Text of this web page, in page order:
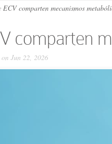
comparten mecanismos
comparten
on Jun 22, 2026